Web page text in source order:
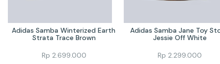
Adidas Samba Winterized Earth
Strata Trace Brown
Rp 2.699.000
Adidas Samba Jane Toy
Jessie Off White
Rp 2.299.000